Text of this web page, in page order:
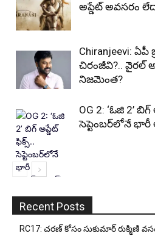
అప్డేట్ అవసరం
Chiranjeevi:
చిరంజీవి?.. వైరల్
నిజమెంత?
OG 2: ‘ఓజి 2’ బిగ్
సెప్టెంబర్‌లోనే
Recent Posts
RC17: చరణ్ కోసం సుకుమార్ రుక్మిణి